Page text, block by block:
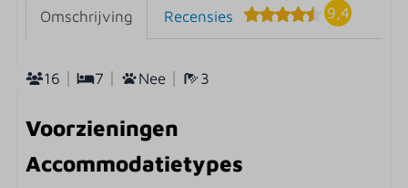
Omschrijving Recensies 9,4
16 7 Nee 3
Voorzieningen
Accommodatietypes